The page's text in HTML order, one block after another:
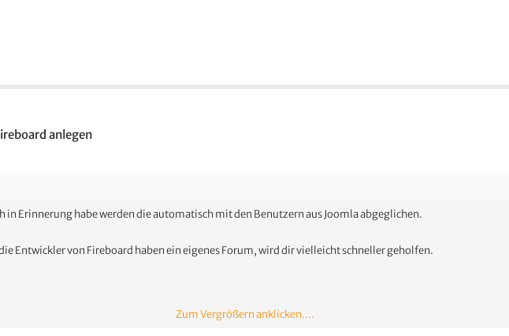
anlegen
in Erinnerung habe werden die automatisch mit den Benutzern aus Joomla abgeglichen.
Entwickler von Fireboard haben ein eigenes Forum, wird dir vielleicht schneller geholfen.
Zum Vergrößern anklicken....